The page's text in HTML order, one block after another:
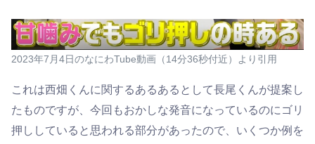
2023年7月4日のなにわTube動画（14分36秒付近）より引用
これは西畑くんに関するあるあるとして長尾くんが提案し
たものですが、今回もおかしな発音になっているのにゴリ
押ししていると思われる部分があったので、いくつか例を